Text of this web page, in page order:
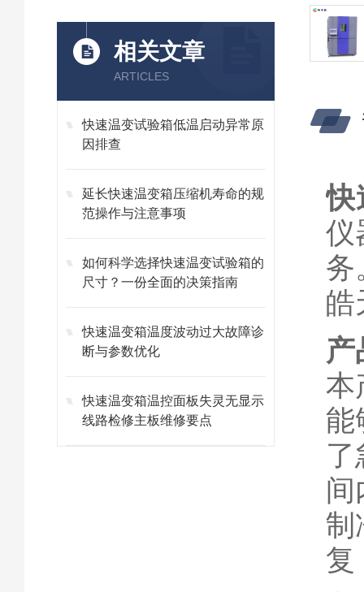
相关文章
ARTICLES
快速温变试验箱低温启动异常原
因排查
延长快速温变箱压缩机寿命的规
范操作与注意事项
如何科学选择快速温变试验箱的
尺寸？一份全面的决策指南
快速温变箱温度波动过大故障诊
断与参数优化
快速温变箱温控面板失灵无显示
线路检修主板维修要点
快
仪
务
皓
产
本
能
间
制
复